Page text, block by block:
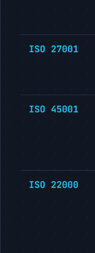
ISO 27001
ISO 45001
ISO 22000